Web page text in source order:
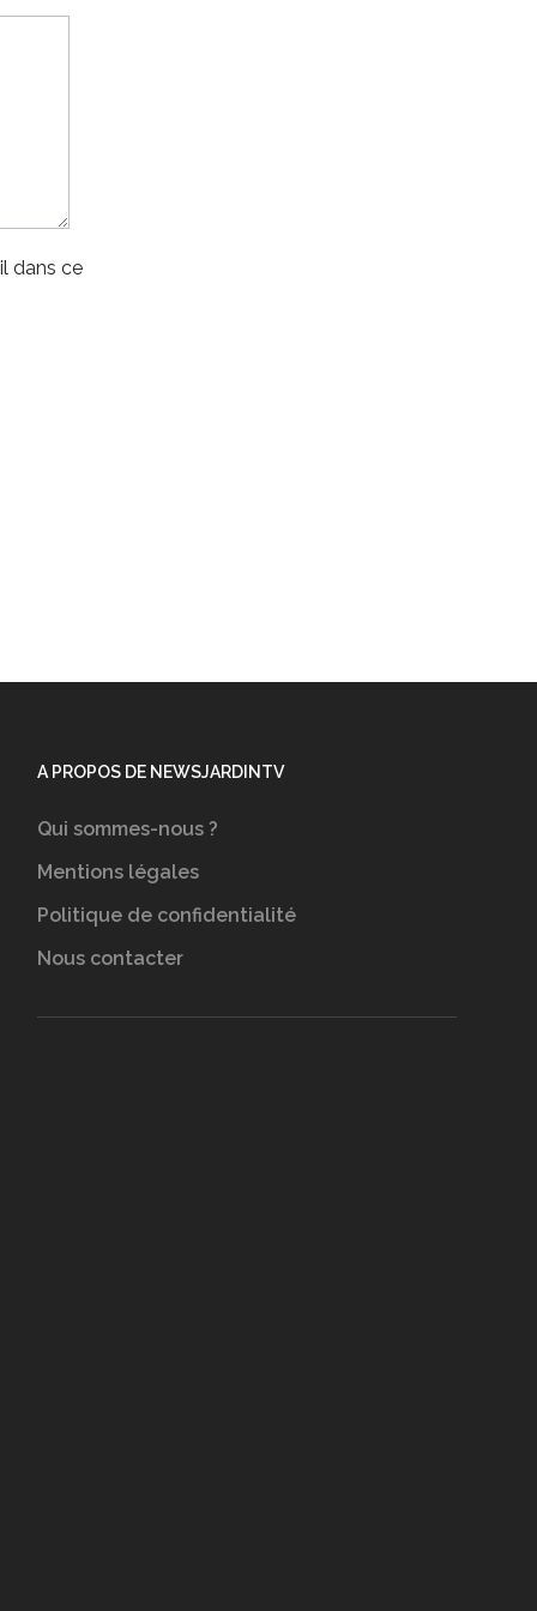
dans ce
A PROPOS DE NEWSJARDINTV
Qui sommes-nous ?
Mentions légales
Politique de confidentialité
Nous contacter